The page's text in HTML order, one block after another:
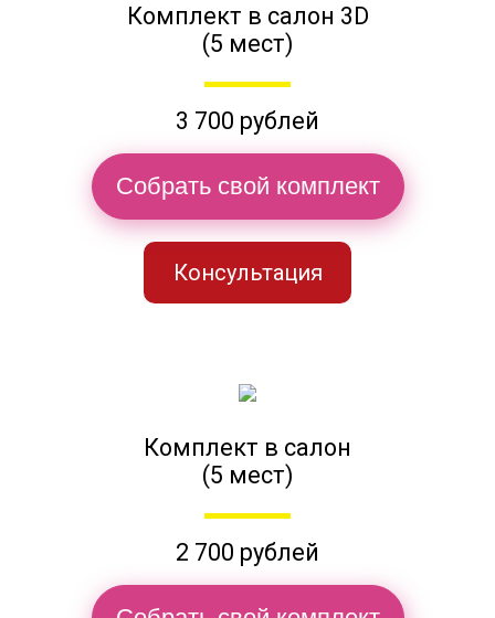
Комплект в салон 3D
(5 мест)
3 700 рублей
Собрать свой комплект
Консультация
Комплект в салон
(5 мест)
2 700 рублей